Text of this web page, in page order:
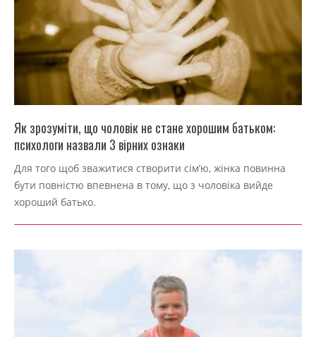
Як зрозуміти, що чоловік не стане хорошим батьком:
психологи назвали 3 вірних ознаки
09-
04
Для того щоб зважитися створити сім’ю, жінка повинна
бути повністю впевнена в тому, що з чоловіка вийде
хороший батько.